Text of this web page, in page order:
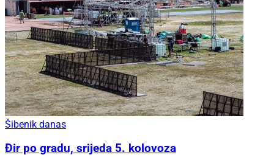
Šibenik danas
Đir po gradu, srijeda 5. kolovoza